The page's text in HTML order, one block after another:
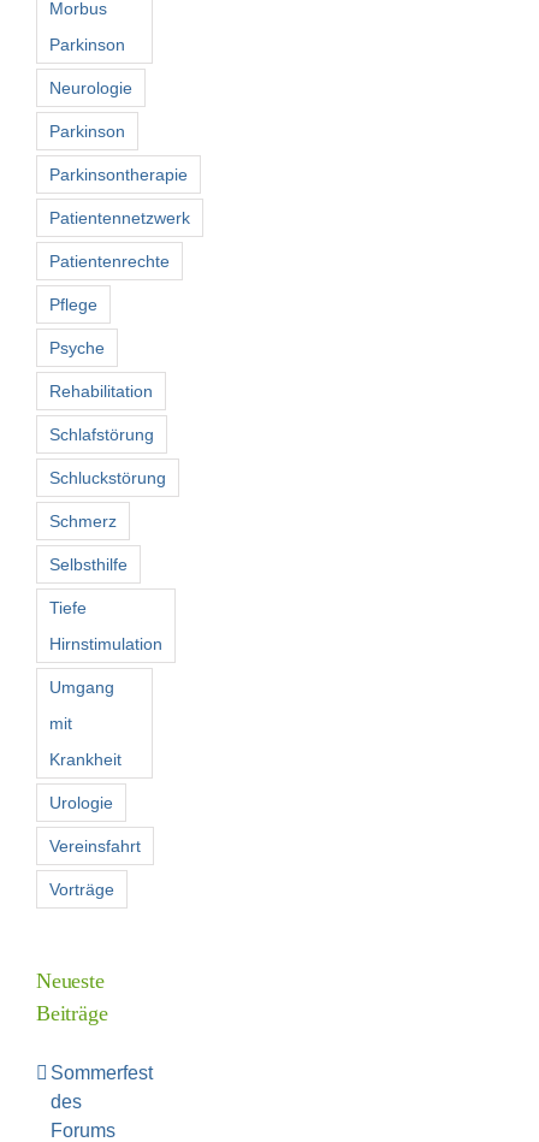
Morbus
Parkinson
Neurologie
Parkinson
Parkinsontherapie
Patientennetzwerk
Patientenrechte
Pflege
Psyche
Rehabilitation
Schlafstörung
Schluckstörung
Schmerz
Selbsthilfe
Tiefe
Hirnstimulation
Umgang
mit
Krankheit
Urologie
Vereinsfahrt
Vorträge
Neueste
Beiträge
Sommerfest
des
Forums